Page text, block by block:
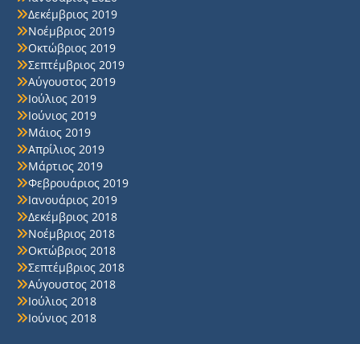
Δεκέμβριος 2019
Νοέμβριος 2019
Οκτώβριος 2019
Σεπτέμβριος 2019
Αύγουστος 2019
Ιούλιος 2019
Ιούνιος 2019
Μάιος 2019
Απρίλιος 2019
Μάρτιος 2019
Φεβρουάριος 2019
Ιανουάριος 2019
Δεκέμβριος 2018
Νοέμβριος 2018
Οκτώβριος 2018
Σεπτέμβριος 2018
Αύγουστος 2018
Ιούλιος 2018
Ιούνιος 2018